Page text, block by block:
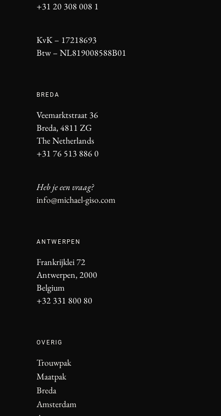
+31 20 308 008 1
KvK – 17218693
Btw – NL819008588B01
BREDA
Veemarktstraat 36
Breda, 4811 ZG
The Netherlands
+31 76 513 886 0
Heb je een vraag?
info@michael-giso.com
ANTWERPEN
Frankrijklei 72
Antwerpen, 2000
Belgium
+32 331 800 80
OVERIG
Trouwpak
Maatpak
Breda
Amsterdam